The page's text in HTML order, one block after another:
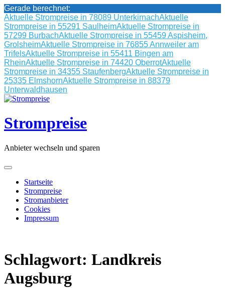
Gerade berechnet:
Aktuelle Strompreise in 78089 UnterkirnachAktuelle
Strompreise in 55291 SaulheimAktuelle Strompreise in
57299 BurbachAktuelle Strompreise in 55459 Aspisheim,
GrolsheimAktuelle Strompreise in 76855 Annweiler am
TrifelsAktuelle Strompreise in 55411 Bingen am
RheinAktuelle Strompreise in 74420 OberrotAktuelle
Strompreise in 34355 StaufenbergAktuelle Strompreise in
25335 ElmshornAktuelle Strompreise in 88379
Unterwaldhausen
Skip
content
Strompreise
Anbieter wechseln und sparen
Startseite
Strompreise
Stromanbieter
Cookies
Impressum
Schlagwort: Landkreis
Augsburg